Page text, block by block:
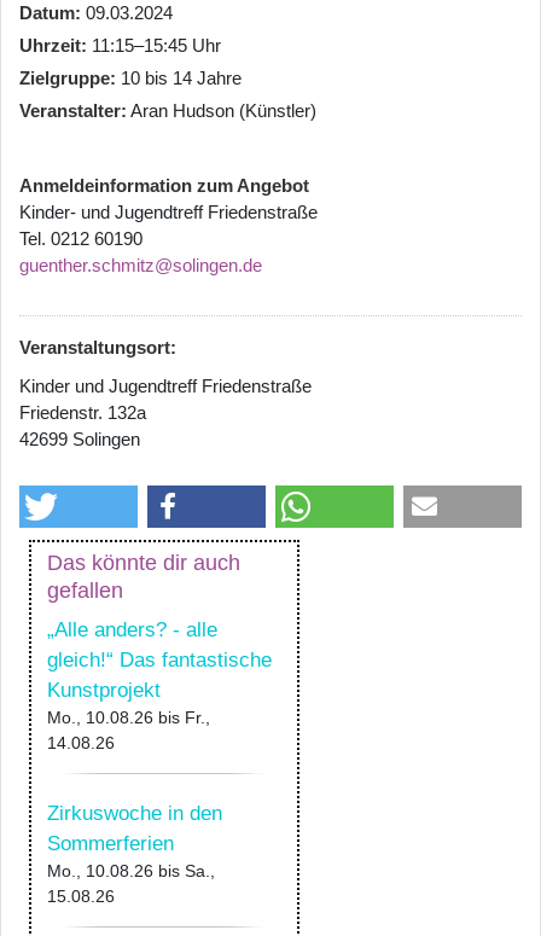
Datum 09.03.2024
Uhrzeit 11:15–15:45 Uhr
Zielgruppe 10 bis 14 Jahre
Veranstalter Aran Hudson (Künstler)
Anmeldeinformation zum Angebot
Kinder- und Jugendtreff Friedenstraße
Tel. 0212 60190
guenther.schmitz@solingen.de
Veranstaltungsort:
Kinder und Jugendtreff Friedenstraße
Friedenstr. 132a
42699 Solingen
Das könnte dir auch
gefallen
„Alle anders? - alle
gleich!“ Das fantastische
Kunstprojekt
Mo., 10.08.26 bis Fr.,
14.08.26
Zirkuswoche in den
Sommerferien
Mo., 10.08.26 bis Sa.,
15.08.26